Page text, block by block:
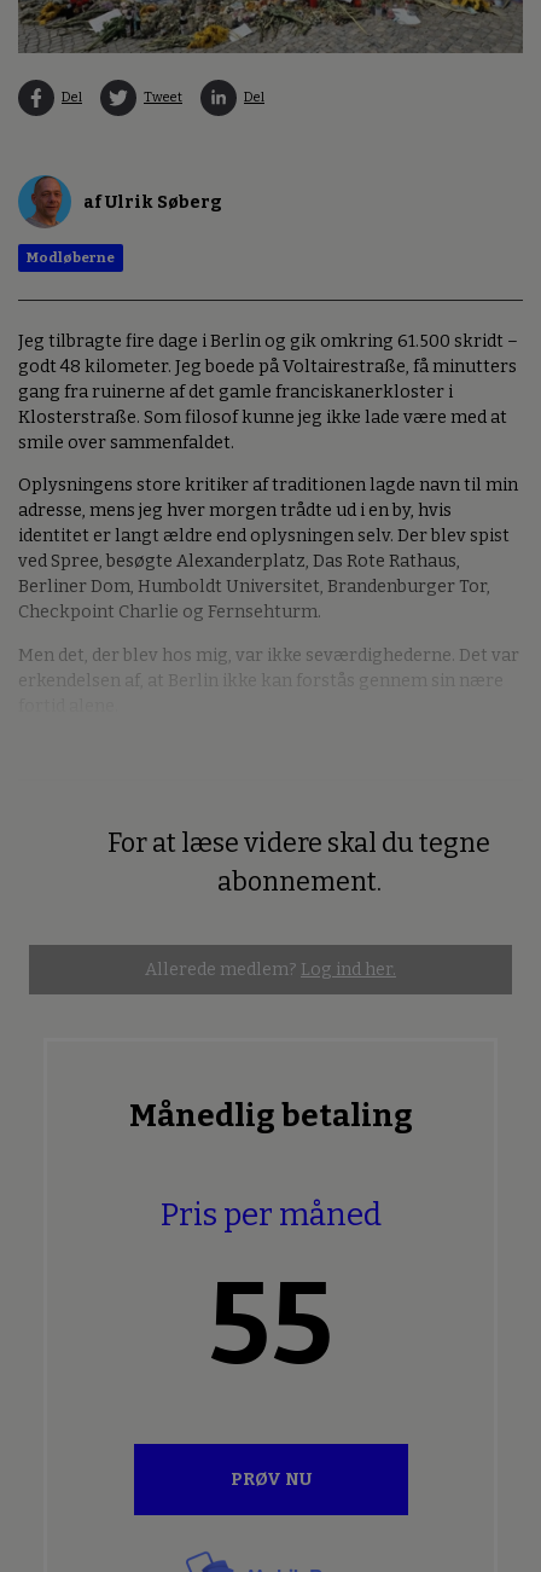
Del Tweet Del
af Ulrik Søberg
Modløberne
Jeg tilbragte fire dage i Berlin og gik omkring 61.500 skridt –
godt 48 kilometer. Jeg boede på Voltairestraße, få minutters
gang fra ruinerne af det gamle franciskanerkloster i
Klosterstraße. Som filosof kunne jeg ikke lade være med at
smile over sammenfaldet.
Oplysningens store kritiker af traditionen lagde navn til min
adresse, mens jeg hver morgen trådte ud i en by, hvis
identitet er langt ældre end oplysningen selv. Der blev spist
ved Spree, besøgte Alexanderplatz, Das Rote Rathaus,
Berliner Dom, Humboldt Universitet, Brandenburger Tor,
Checkpoint Charlie og Fernsehturm.
Men det, der blev hos mig, var ikke seværdighederne. Det var
erkendelsen af, at Berlin ikke kan forstås gennem sin nære
For at læse videre skal du tegne
abonnement.
Allerede medlem? Log ind her.
Månedlig betaling
Pris per måned
55
PRØV NU